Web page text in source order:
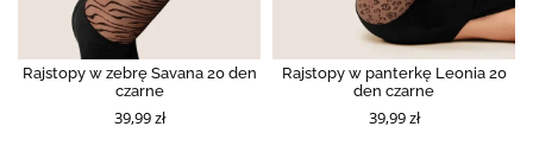
Rajstopy w zebrę Savana 20 den
czarne
39,99 zł
Rajstopy w panterkę Leonia 20
den czarne
39,99 zł